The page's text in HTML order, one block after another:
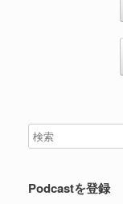
Podcastを登録